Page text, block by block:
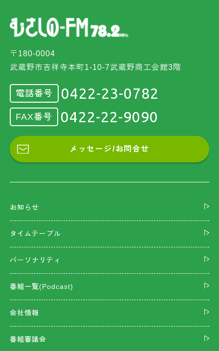
〒180-0004
武蔵野市吉祥寺本町1-10-7武蔵野商工会館3階
電話番号 0422-23-0782
FAX番号 0422-22-9090
メッセージ/お問合せ
お知らせ
タイムテーブル
パーソナリティ
番組一覧(Podcast)
会社情報
番組審議会